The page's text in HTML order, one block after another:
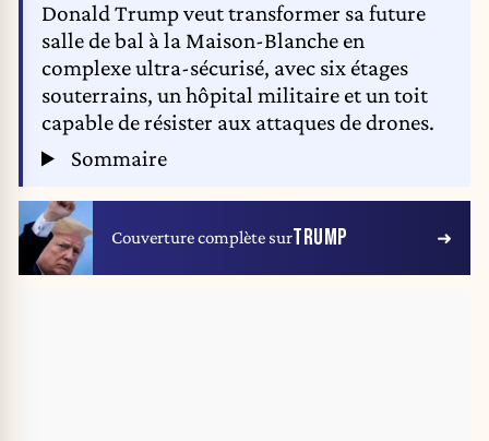
Donald Trump veut transformer sa future
salle de bal à la Maison-Blanche en
complexe ultra-sécurisé, avec six étages
souterrains, un hôpital militaire et un toit
capable de résister aux attaques de drones.
Sommaire
Couverture complète surTRUMP